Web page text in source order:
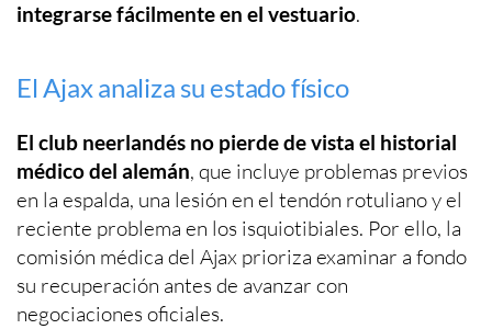
integrarse fácilmente en el vestuario.
El Ajax analiza su estado físico
El club neerlandés no pierde de vista el historial
médico del alemán, que incluye problemas previos
en la espalda, una lesión en el tendón rotuliano y el
reciente problema en los isquiotibiales. Por ello, la
comisión médica del Ajax prioriza examinar a fondo
su recuperación antes de avanzar con
negociaciones oficiales.